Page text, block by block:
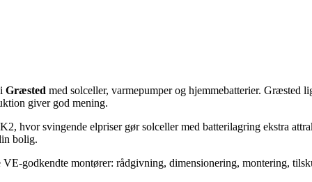
Græsted med solceller, varmepumper og hjemmebatterier.
giver god mening.
hvor svingende elpriser gør solceller med batterilagring ekstra
bolig.
godkendte montører: rådgivning, dimensionering, montering,